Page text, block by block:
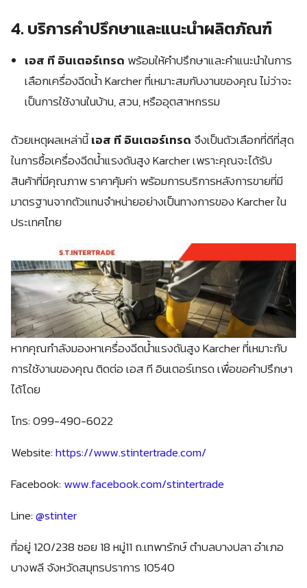
4. บริการคำปรึกษาและแนะนำผลิตภัณฑ์
เอส ที อินเตอร์เทรด พร้อมให้คำปรึกษาและคำแนะนำในการ
เลือกเครื่องฉีดน้ำ Karcher ที่เหมาะสมกับงานของคุณ ไม่ว่าจะ
เป็นการใช้งานในบ้าน, สวน, หรืออุตสาหกรรม
ด้วยเหตุผลเหล่านี้เอส ที อินเตอร์เทรด จึงเป็นตัวเลือกที่ดีที่สุด
ในการซื้อเครื่องฉีดน้ำแรงดันสูง Karcher เพราะคุณจะได้รับ
สินค้าที่มีคุณภาพ ราคาคุ้มค่า พร้อมการบริการหลังการขายที่มี
มาตรฐานจากตัวแทนจำหน่ายอย่างเป็นทางการของ Karcher ใน
ประเทศไทย
หากคุณกำลังมองหาเครื่องฉีดน้ำแรงดันสูง Karcher ที่เหมาะกับ
การใช้งานของคุณ ติดต่อ เอส ที อินเตอร์เทรด เพื่อขอคำปรึกษา
ได้โดย
โทร: 099-490-6022
Website:https://www.stintertrade.com/
Facebook:www.facebook.com/stintertrade
Line:@stinter
ที่อยู่ 120/238 ซอย 18 หมู่11 ถ.เทพารักษ์ ตำบลบางปลา อำเภอ
บางพลี จังหวัดสมุทรปราการ 10540